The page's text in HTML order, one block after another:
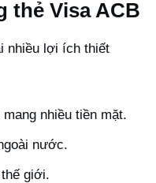
thẻ Visa ACB
nhiều lợi ích thiết
nhiều tiền mặt.
nước.
giới.